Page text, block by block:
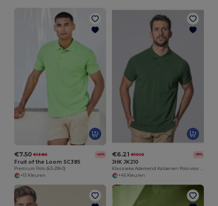
€7.50 €13.80 -46%
Fruit of the Loom SC385
Premium Polo (63-218-0)
+15 Kleuren
€6.21 €10.10 -38%
JHK JK210
+45 Kleuren